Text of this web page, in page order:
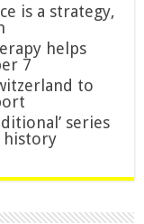
is a strategy,
helps
7
to
series
history